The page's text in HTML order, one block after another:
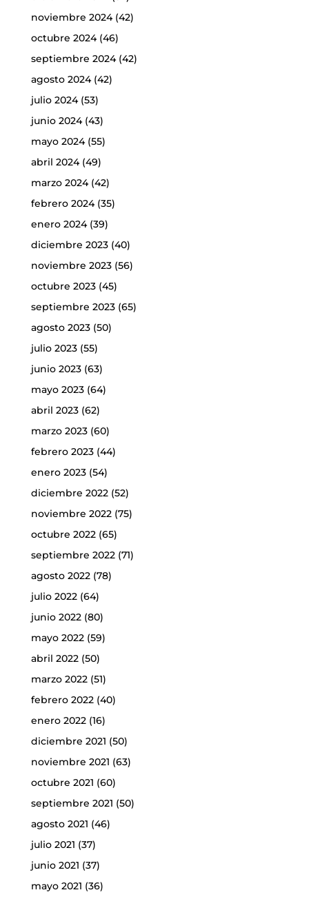
noviembre 2024(42)
octubre 2024(46)
septiembre 2024(42)
agosto 2024(42)
julio 2024(53)
junio 2024(43)
mayo 2024(55)
abril 2024(49)
marzo 2024(42)
febrero 2024(35)
enero 2024(39)
diciembre 2023(40)
noviembre 2023(56)
octubre 2023(45)
septiembre 2023(65)
agosto 2023(50)
julio 2023(55)
junio 2023(63)
mayo 2023(64)
abril 2023(62)
marzo 2023(60)
febrero 2023(44)
enero 2023(54)
diciembre 2022(52)
noviembre 2022(75)
octubre 2022(65)
septiembre 2022(71)
agosto 2022(78)
julio 2022(64)
junio 2022(80)
mayo 2022(59)
abril 2022(50)
marzo 2022(51)
febrero 2022(40)
enero 2022(16)
diciembre 2021 (50)
noviembre 2021 (63)
octubre 2021 (60)
septiembre 2021 (50)
agosto 2021 (46)
julio 2021 (37)
junio 2021 (37)
mayo 2021 (36)